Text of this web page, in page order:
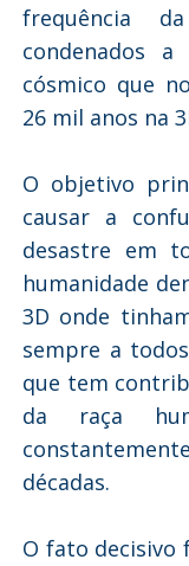
frequência
condenados
cósmico que
26 mil anos na
O objetivo
causar a
desastre em
humanidade
3D onde
sempre a
que tem
da raça
décadas.
O fato decisivo